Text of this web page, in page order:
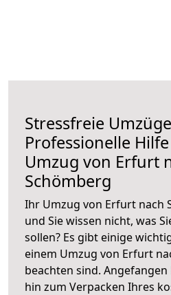
Stressfreie
Professionelle
Umzug von Erfurt
Schömberg
Ihr Umzug von Erfurt nach
und Sie wissen nicht, was
sollen? Es gibt einige
einem Umzug von Erfurt
beachten sind. Angefangen
hin zum Verpacken Ihres